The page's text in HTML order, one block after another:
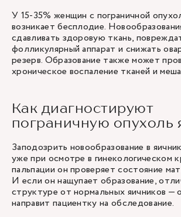
У 15-35% женщин с пограничной
возникает бесплодие.
сдавливать здоровую ткань,
фолликулярный аппарат и снижать
резерв. Образование также может
хроническое воспаление тканей и
Как диагностируют
пограничную опухоль
Заподозрить новообразование в
уже при осмотре в гинекологическом
пальпации он проверяет состояние
И если он нащупает образование,
структуре от нормальных яичников —
направит пациентку на обследование.